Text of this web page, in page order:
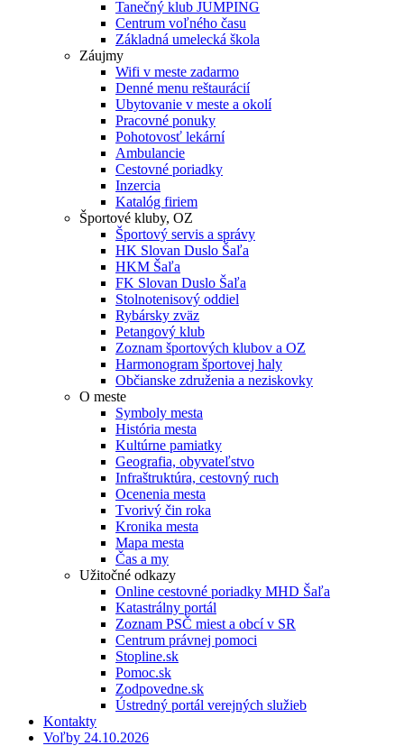
Tanečný klub JUMPING
Centrum voľného času
Základná umelecká škola
Záujmy
Wifi v meste zadarmo
Denné menu reštaurácií
Ubytovanie v meste a okolí
Pracovné ponuky
Pohotovosť lekární
Ambulancie
Cestovné poriadky
Inzercia
Katalóg firiem
Športové kluby, OZ
Športový servis a správy
HK Slovan Duslo Šaľa
HKM Šaľa
FK Slovan Duslo Šaľa
Stolnotenisový oddiel
Rybársky zväz
Petangový klub
Zoznam športových klubov a OZ
Harmonogram športovej haly
Občianske združenia a neziskovky
O meste
Symboly mesta
História mesta
Kultúrne pamiatky
Geografia, obyvateľstvo
Infraštruktúra, cestovný ruch
Ocenenia mesta
Tvorivý čin roka
Kronika mesta
Mapa mesta
Čas a my
Užitočné odkazy
Online cestovné poriadky MHD Šaľa
Katastrálny portál
Zoznam PSČ miest a obcí v SR
Centrum právnej pomoci
Stopline.sk
Pomoc.sk
Zodpovedne.sk
Ústredný portál verejných služieb
Kontakty
Voľby 24.10.2026